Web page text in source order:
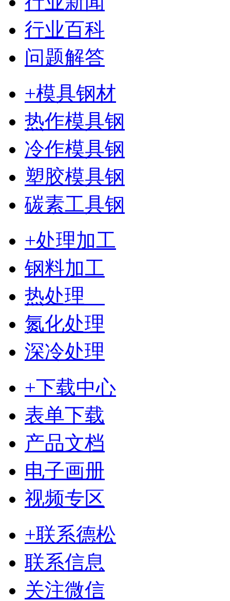
行业百科
问题解答
+模具钢材
热作模具钢
冷作模具钢
塑胶模具钢
碳素工具钢
+处理加工
钢料加工
热处理
氮化处理
深冷处理
+下载中心
表单下载
产品文档
电子画册
视频专区
+联系德松
联系信息
关注微信